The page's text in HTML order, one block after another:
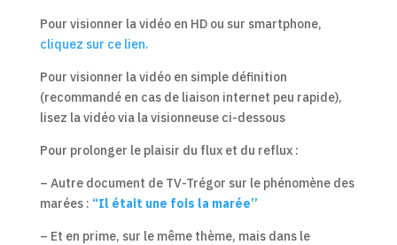
Pour visionner la vidéo en HD ou sur smartphone,
cliquez sur ce lien.
Pour visionner la vidéo en simple définition
(recommandé en cas de liaison internet peu rapide),
lisez la vidéo via la visionneuse ci-dessous
Pour prolonger le plaisir du flux et du reflux :
– Autre document de TV-Trégor sur le phénomène des
marées : “Il était une fois la marée”
– Et en prime, sur le même thème, mais dans le